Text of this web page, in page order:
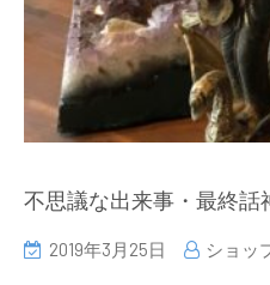
不思議な出来事・最終話
2019年3月25日 ショッ